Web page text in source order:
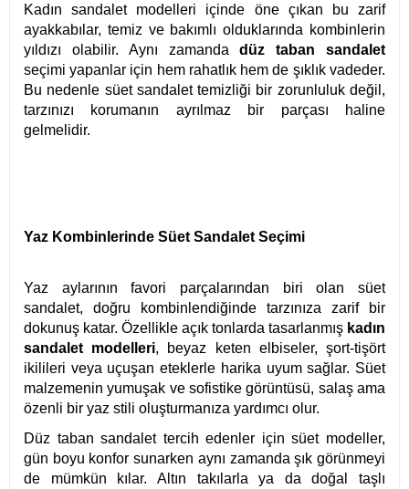
Kadın sandalet modelleri içinde öne çıkan bu zarif
ayakkabılar, temiz ve bakımlı olduklarında kombinlerin
yıldızı olabilir. Aynı zamandadüz taban sandalet
seçimi yapanlar için hem rahatlık hem de şıklık vadeder.
Bu nedenle süet sandalet temizliği bir zorunluluk değil,
tarzınızı korumanın ayrılmaz bir parçası haline
gelmelidir.
Yaz Kombinlerinde Süet Sandalet Seçimi
Yaz aylarının favori parçalarından biri olan süet
sandalet, doğru kombinlendiğinde tarzınıza zarif bir
dokunuş katar. Özellikle açık tonlarda tasarlanmış kadın
sandalet modelleri, beyaz keten elbiseler, şort-tişört
ikilileri veya uçuşan eteklerle harika uyum sağlar. Süet
malzemenin yumuşak ve sofistike görüntüsü, salaş ama
özenli bir yaz stili oluşturmanıza yardımcı olur.
Düz taban sandalet tercih edenler için süet modeller,
gün boyu konfor sunarken aynı zamanda şık görünmeyi
de mümkün kılar. Altın takılarla ya da doğal taşlı